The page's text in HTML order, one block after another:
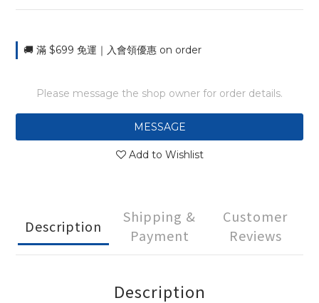
🚚 滿 $699 免運｜入會領優惠 on order
Please message the shop owner for order details.
MESSAGE
Add to Wishlist
Description
Shipping &
Payment
Customer
Reviews
Description